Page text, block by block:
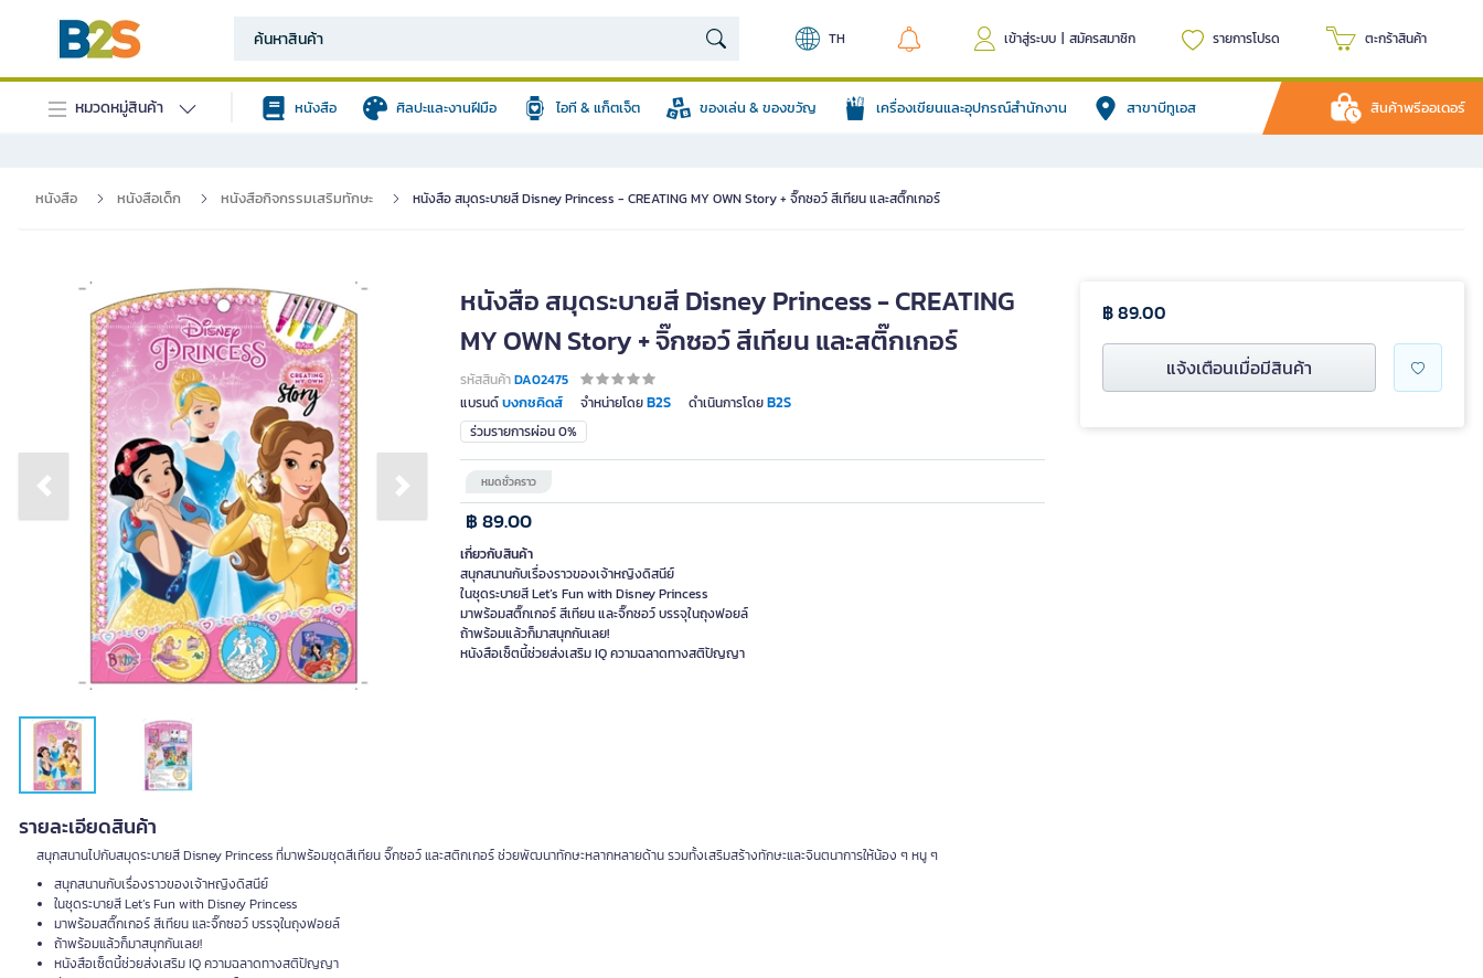
TH เข้าสู่ระบบ | สมัครสมาชิก รายการโปรด ตะกร้าสินค้า
หมวดหมู่สินค้า หนังสือ ศิลปะและงานฝีมือ ไอที & แก็ตเจ็ต ของเล่น & ของขวัญ เครื่องเขียนและอุปกรณ์สำนักงาน สาขาบีทูเอส สินค้าพรีออเดอร์
หนังสือ หนังสือเด็ก หนังสือกิจกรรมเสริมทักษะ หนังสือ สมุดระบายสี Disney Princess - CREATING MY OWN Story + จิ๊กซอว์ สีเทียน และสติ๊กเกอร์
Previous slide Next slide
หนังสือ สมุดระบายสี Disney Princess - CREATING
MY OWN Story + จิ๊กซอว์ สีเทียน และสติ๊กเกอร์
รหัสสินค้าDA02475
แบรนด์บงกชคิดส์ จำหน่ายโดยB2S ดำเนินการโดยB2S
ร่วมรายการผ่อน 0%
หมดชั่วคราว
฿ 89.00
เกี่ยวกับสินค้า
สนุกสนานกับเรื่องราวของเจ้าหญิงดิสนีย์
ในชุดระบายสี Let’s Fun with Disney Princess
มาพร้อมสติ๊กเกอร์ สีเทียน และจิ๊กซอว์ บรรจุในถุงฟอยล์
ถ้าพร้อมแล้วก็มาสนุกกันเลย!
หนังสือเซ็ตนี้ช่วยส่งเสริม IQ ความฉลาดทางสติปัญญา
รายละเอียดสินค้า
สนุกสนานไปกับสมุดระบายสี Disney Princess ที่มาพร้อมชุดสีเทียน จิ๊กซอว์ และสติกเกอร์ ช่วยพัฒนาทักษะหลากหลายด้าน รวมทั้งเสริมสร้างทักษะและจินตนาการให้น้อง ๆ หนู ๆ
สนุกสนานกับเรื่องราวของเจ้าหญิงดิสนีย์
ในชุดระบายสี Let’s Fun with Disney Princess
มาพร้อมสติ๊กเกอร์ สีเทียน และจิ๊กซอว์ บรรจุในถุงฟอยล์
ถ้าพร้อมแล้วก็มาสนุกกันเลย!
หนังสือเซ็ตนี้ช่วยส่งเสริม IQ ความฉลาดทางสติปัญญา
฿ 89.00
แจ้งเตือนเมื่อมีสินค้า